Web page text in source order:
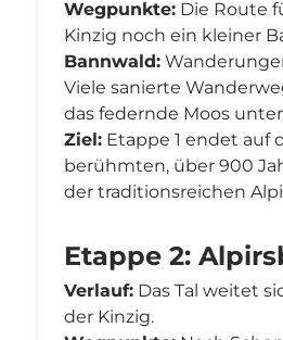
Wegpunkte: Die Route
Kinzig noch ein kleiner
Bannwald:
Viele sanierte
das federnde Moos
Ziel: Etappe 1 endet auf
berühmten, über 900
der traditionsreichen
Etappe 2:
Verlauf: Das Tal weitet
der Kinzig.